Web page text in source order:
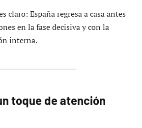
claro: España regresa a casa antes
en la fase decisiva y con la
interna.
toque de atención